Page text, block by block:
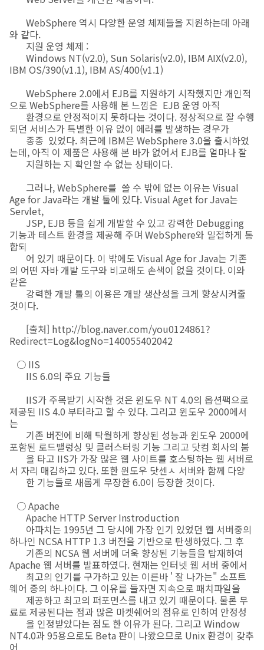
WebSphere 역시 다양한 운영 체제들을 지원하는데 아래
와 같다.
지원 운영 체제 :
Windows NT(v2.0), Sun Solaris(v2.0), IBM AIX(v2.0),
IBM OS/390(v1.1), IBM AS/400(v1.1)
WebSphere 2.0에서 EJB를 지원하기 시작했지만 개인적
으로 WebSphere를 사용해 본 느낌은 EJB 운영 아직
환경으로 안정적이지 못하다는 것이다. 정상적으로 잘 수행
되던 서비스가 특별한 이유 없이 에러를 발생하는 경우가
종종 있었다. 최근에 IBM은 WebSphere 3.0을 출시하였
는데, 아직 이 제품은 사용해 본 바가 없어서 EJB를 얼마나 잘
지원하는 지 확인할 수 없는 상태이다.
그러나, WebSphere를 쓸 수 밖에 없는 이유는 Visual
Age for Java라는 개발 툴에 있다. Visual Aget for Java는
Servlet,
JSP, EJB 등을 쉽게 개발할 수 있고 강력한 Debugging
기능과 테스트 환경을 제공해 주며 WebSphere와 밀접하게 통
합되
어 있기 때문이다. 이 밖에도 Visual Age for Java는 기존
의 어떤 자바 개발 도구와 비교해도 손색이 없을 것이다. 이와
같은
강력한 개발 툴의 이용은 개발 생산성을 크게 향상시켜줄
것이다.
[출처] http://blog.naver.com/you0124861?
Redirect=Log&logNo=140055402042
○ IIS
IIS 6.0의 주요 기능들
IIS가 주목받기 시작한 것은 윈도우 NT 4.0의 옵션팩으로
제공된 IIS 4.0 부터라고 할 수 있다. 그리고 윈도우 2000에서
는
기존 버전에 비해 탁월하게 향상된 성능과 윈도우 2000에
포함된 로드밸렁싱 및 클러스터링 기능 그리고 닷컴 회사의 붐
을 타고 IIS가 가장 많은 웹 사이트를 호스팅하는 웹 서버로
서 자리 매김하고 있다. 또한 윈도우 닷센ㅅ 서버와 함께 다양
한 기능들로 새롭게 무장한 6.0이 등장한 것이다.
○ Apache
Apache HTTP Server Instroduction
아파치는 1995년 그 당시에 가장 인기 있었던 웹 서버중의
하나인 NCSA HTTP 1.3 버전을 기반으로 탄생하였다. 그 후
기존의 NCSA 웹 서버에 더욱 향상된 기능들을 탑재하여
Apache 웹 서버를 발표하였다. 현재는 인터넷 웹 서버 중에서
최고의 인기를 구가하고 있는 이른바 ' 잘 나가는" 소프트
웨어 중의 하나이다. 그 이유를 들자면 지속으로 패치파일을
제공하고 최고의 퍼포먼스를 내고 있기 때문이다. 물론 무
료로 제공된다는 점과 많은 마켓쉐어의 점유로 인하여 안정성
을 인정받았다는 점도 한 이유가 된다. 그리고 Window
NT4.0과 95용으로도 Beta 판이 나왔으므로 Unix 환경이 갖추
어